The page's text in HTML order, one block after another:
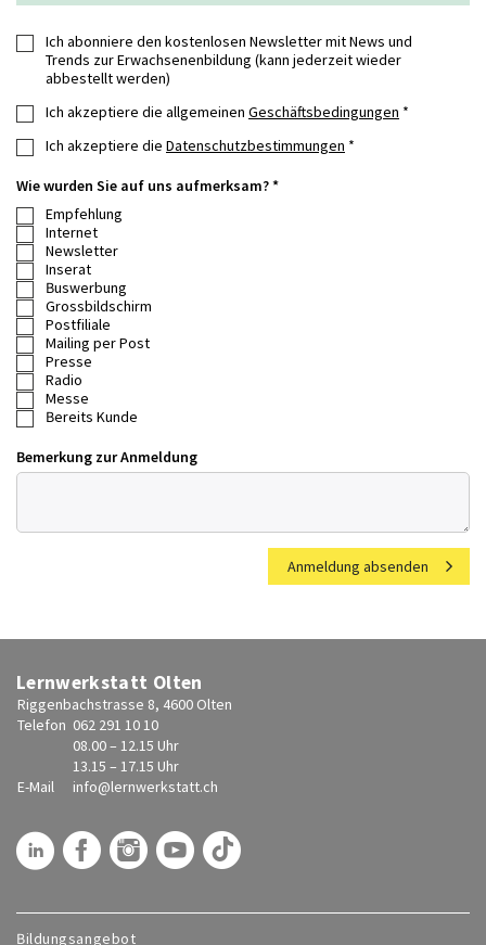
Ich abonniere den kostenlosen Newsletter mit News und
Trends zur Erwachsenenbildung (kann jederzeit wieder
abbestellt werden)
Ich akzeptiere die allgemeinen Geschäftsbedingungen *
Ich akzeptiere die Datenschutzbestimmungen *
Wie wurden Sie auf uns aufmerksam? *
Empfehlung
Internet
Newsletter
Inserat
Buswerbung
Grossbildschirm
Postfiliale
Mailing per Post
Presse
Radio
Messe
Bereits Kunde
Bemerkung zur Anmeldung
Anmeldung absenden
Lernwerkstatt Olten
Riggenbachstrasse 8, 4600 Olten
Telefon 062 291 10 10
08.00 – 12.15 Uhr
13.15 – 17.15 Uhr
E-Mail
info@lernwerkstatt.ch
Bildungsangebot